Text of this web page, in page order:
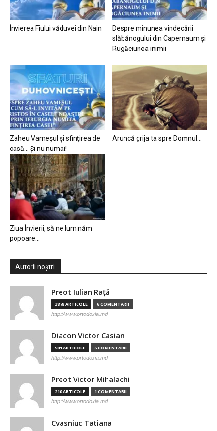
Învierea Fiului văduvei din Nain
Despre minunea vindecării
slăbănogului din Capernaum și
Rugăciunea inimii
Zaheu Vameșul și sfințirea de
casă… Și nu numai!
Aruncă grija ta spre Domnul…
Ziua Învierii, să ne luminăm
popoare…
Autorii noștri
Preot Iulian Raţă
3878 ARTICOLE 6 COMENTARII
http://www.ortodoxia.md
Diacon Victor Casian
581 ARTICOLE 5 COMENTARII
http://www.ortodoxia.md
Preot Victor Mihalachi
210 ARTICOLE 1 COMENTARII
http://www.ortodoxia.md
Cvasniuc Tatiana